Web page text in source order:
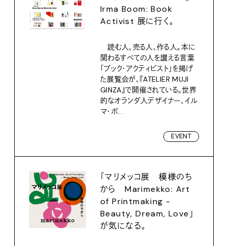
Irma Boom: Book
Activist 展に行く。
読む人、売る人、作る人。本に
関わるすべての人を讃える言葉
「ブック・アクティビスト」を掲げ
た展覧会が、『ATELIER MUJI
GINZA』で開催されている。世界
的なオランダ人デザイナー、イル
マ・ボ...
EVENT
「マリメッコ展 模様のち
から Marimekko: Art
of Printmaking -
Beauty, Dream, Love」
が気になる。